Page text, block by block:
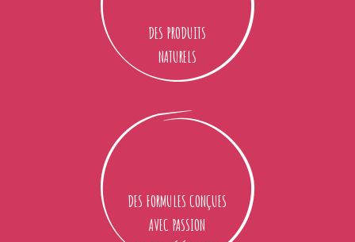
DES PRODUITS
NATURELS
DES FORMULES CONÇUES
AVEC PASSION